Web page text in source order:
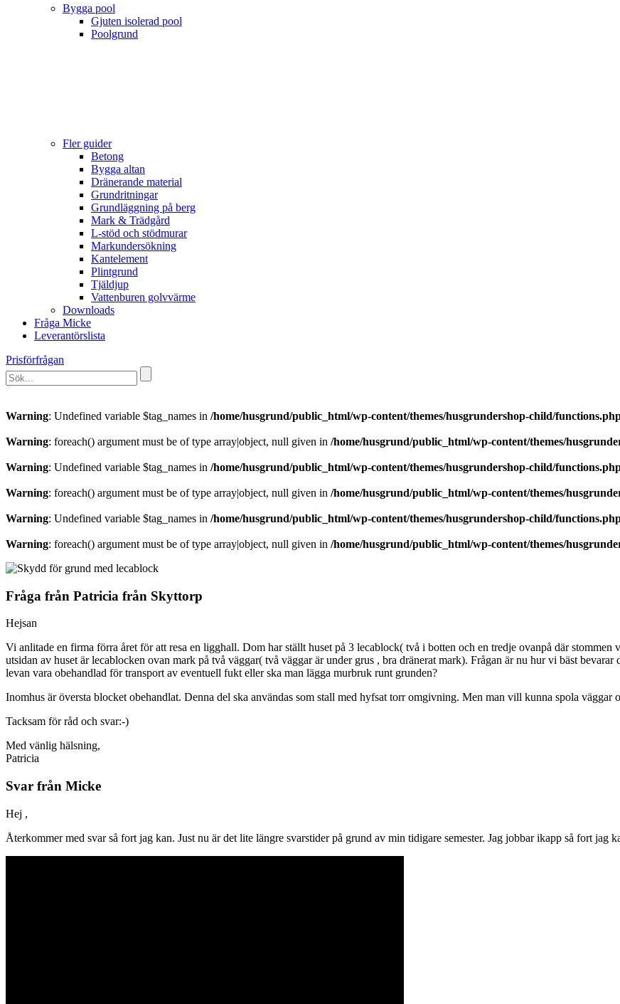
Bygga pool
Gjuten isolerad pool
Poolgrund
Fler guider
Betong
Bygga altan
Dränerande material
Grundritningar
Grundläggning på berg
Mark & Trädgård
L-stöd och stödmurar
Markundersökning
Kantelement
Plintgrund
Tjäldjup
Vattenburen golvvärme
Downloads
Fråga Micke
Leverantörslista
Prisförfrågan
Warning: Undefined variable $tag_names in /home/husgrund/public_html/wp-content/themes/husgrundershop-child/
Warning: foreach() argument must be of type array|object, null given in /home/husgrund/public_html/wp-content/themes/
Warning: Undefined variable $tag_names in /home/husgrund/public_html/wp-content/themes/husgrundershop-child/
Warning: foreach() argument must be of type array|object, null given in /home/husgrund/public_html/wp-content/themes/
Warning: Undefined variable $tag_names in /home/husgrund/public_html/wp-content/themes/husgrundershop-child/
Warning: foreach() argument must be of type array|object, null given in /home/husgrund/public_html/wp-content/themes/
Fråga från Patricia från Skyttorp
Hejsan
Vi anlitade en firma förra året för att resa en ligghall. Dom har ställt huset på 3 lecablock( två i botten och en tredje ovanpå där
utsidan av huset är lecablocken ovan mark på två väggar( två väggar är under grus , bra dränerat mark). Frågan är nu hur vi bäst
levan vara obehandlad för transport av eventuell fukt eller ska man lägga murbruk runt grunden?
Inomhus är översta blocket obehandlat. Denna del ska användas som stall med hyfsat torr omgivning. Men man vill kunna spola väggar
Tacksam för råd och svar:-)
Med vänlig hälsning,
Patricia
Svar från Micke
Hej ,
Återkommer med svar så fort jag kan. Just nu är det lite längre svarstider på grund av min tidigare semester. Jag jobbar ikapp så fort jag